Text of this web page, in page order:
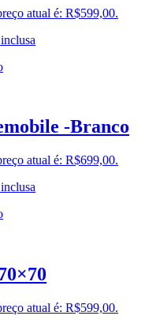
atual é: R$599,00.
-Branco
atual é: R$699,00.
atual é: R$599,00.